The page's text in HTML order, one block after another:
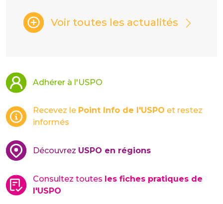
Voir toutes les actualités
Adhérer à l'USPO
Recevez le Point Info de l'USPO et restez
informés
Découvrez USPO en régions
Consultez toutes les fiches pratiques de
l'USPO